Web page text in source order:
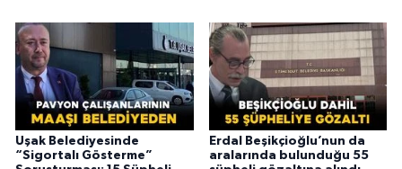
Uşak Belediyesinde
“Sigortalı Gösterme”
Erdal Beşikçioğlu’nun da
aralarında bulunduğu 55